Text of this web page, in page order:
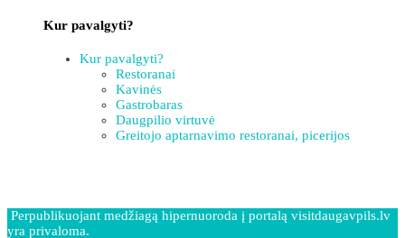
Kur pavalgyti?
Kur pavalgyti?
Restoranai
Kavinės
Gastrobaras
Daugpilio virtuvė
Greitojo aptarnavimo restoranai, picerijos
Perpublikuojant medžiagą hipernuoroda į portalą visitdaugavpils.lv
yra privaloma.